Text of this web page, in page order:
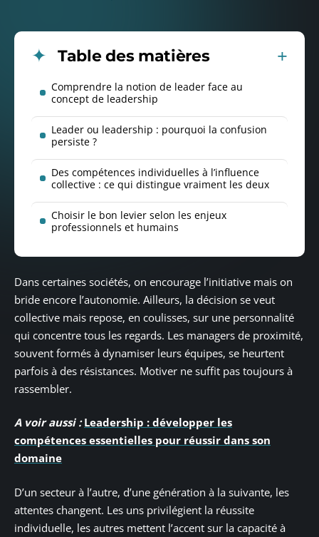
Table des matières
Comprendre la notion de leader face au
concept de leadership
Leader ou leadership : pourquoi la confusion
persiste ?
Des compétences individuelles à l’influence
collective : ce qui distingue vraiment les deux
Choisir le bon levier selon les enjeux
professionnels et humains
Dans certaines sociétés, on encourage l’initiative mais on
bride encore l’autonomie. Ailleurs, la décision se veut
collective mais repose, en coulisses, sur une personnalité
qui concentre tous les regards. Les managers de proximité,
souvent formés à dynamiser leurs équipes, se heurtent
parfois à des résistances. Motiver ne suffit pas toujours à
rassembler.
A voir aussi : Leadership : développer les
compétences essentielles pour réussir dans son
domaine
D’un secteur à l’autre, d’une génération à la suivante, les
attentes changent. Les uns privilégient la réussite
individuelle, les autres mettent l’accent sur la capacité à